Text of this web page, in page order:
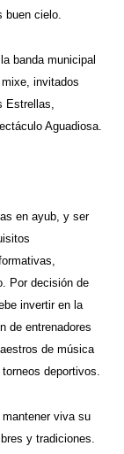
cielo.
banda municipal
invitados
Estrellas,
Aguadiosa.
en ayub, y ser
Por decisión de
invertir en la
de entrenadores
de música
deportivos.
viva su
y tradiciones.